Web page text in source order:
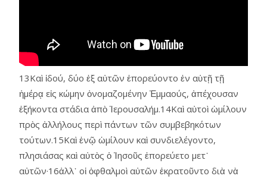
13Καὶ ἰδού, δύο ἐξ αὐτῶν ἐπορεύοντο ἐν αὐτῇ τῇ
ἡμέρᾳ εἰς κώμην ὀνομαζομένην Ἐμμαούς, ἀπέχουσαν
ἑξήκοντα στάδια ἀπὸ Ἱερουσαλήμ.14Καὶ αὐτοὶ ὡμίλουν
πρὸς ἀλλήλους περὶ πάντων τῶν συμβεβηκότων
τούτων.15Καὶ ἐνῷ ὡμίλουν καὶ συνδιελέγοντο,
πλησιάσας καὶ αὐτὸς ὁ Ἰησοῦς ἐπορεύετο μετ᾿
αὐτῶν·16ἀλλ᾿ οἱ ὀφθαλμοὶ αὐτῶν ἐκρατοῦντο διὰ νὰ